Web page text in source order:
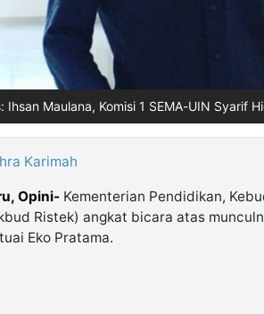
Ihsan Maulana, Komisi 1 SEMA-UIN Syarif
Karimah
Opini- Kementerian Pendidikan,
Ristek) angkat bicara atas
Eko Pratama.